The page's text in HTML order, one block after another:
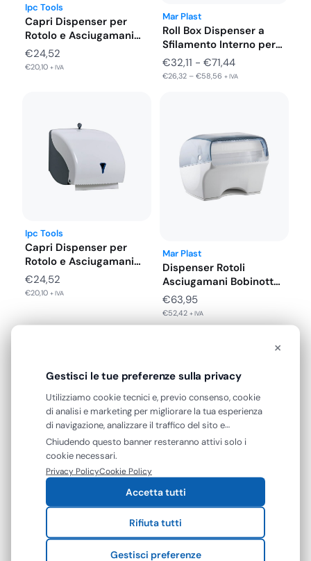
Ipc Tools
Capri Dispenser per
Rotolo e Asciugamani
Piegati in…
€24,52
€20,10 + IVA
Mar Plast
Roll Box Dispenser a
Sfilamento Interno per
Rotolo…
€32,11 - €71,44Fascia
di
€32,11
a
€71,44
€26,32 – €58,56 + IVA
Ipc Tools
Capri Dispenser per
Rotolo e Asciugamani
Piegati in…
€24,52
€20,10 + IVA
Mar Plast
Dispenser Rotoli
Asciugamani Bobinotto
in ABS Bianco da…
€63,95
€52,42 + IVA
RECENSIONI VERIFICATE
Cosa dicono di noi
×
Gestisci le tue preferenze sulla privacy
Utilizziamo cookie tecnici e, previo consenso, cookie
di analisi e marketing per migliorare la tua esperienza
di navigazione, analizzare il traffico del sito e
mostrarti contenuti e pubblicità personalizzati. Puoi
accettare tutti i cookie oppure gestire le tue
preferenze. Puoi modificare o revocare il consenso in
qualsiasi momento.
Chiudendo questo banner resteranno attivi solo i
cookie necessari.
Privacy PolicyCookie Policy
Accetta tutti
Rifiuta tutti
Gestisci preferenze